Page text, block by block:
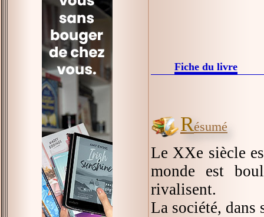
Fiche du livre
Résumé
Le XXe siècle
monde est
rivalisent.
La société,